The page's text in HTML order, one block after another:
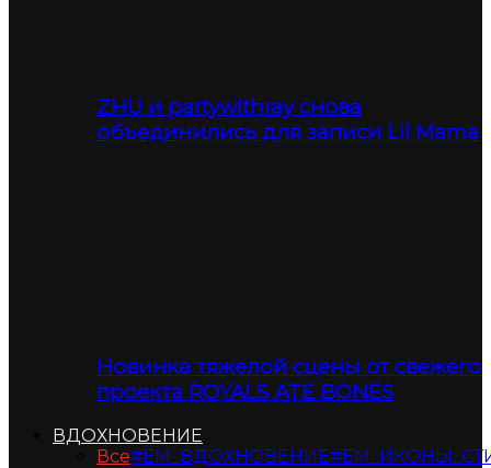
ZHU и partywithray снова
объединились для записи Lil Mama
Новинка тяжелой сцены от свежего
проекта ROYALS ATE BONES
ВДОХНОВЕНИЕ
Все#ЕМ_ВДОХНОВЕНИЕ